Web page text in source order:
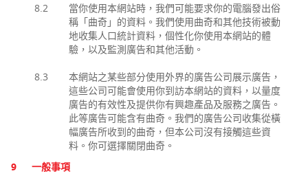
8.2
當你使用本網站時，我們可能要求你的電腦發出俗
稱「曲奇」的資料。我們使用曲奇和其他技術被動
地收集人口統計資料，個性化你使用本網站的體
驗，以及監測廣告和其他活動。
8.3
本網站之某些部分使用外界的廣告公司展示廣告，
這些公司可能會使用你到訪本網站的資料，以量度
廣告的有效性及提供你有興趣產品及服務之廣告。
此等廣告可能含有曲奇。我們的廣告公司收集從橫
幅廣告所收到的曲奇，但本公司沒有接觸這些資
料。你可選擇關閉曲奇。
9
一般事項